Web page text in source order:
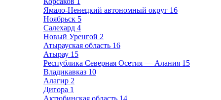
Ямало-Ненецкий автономный округ 16
Ноябрьск 5
Салехард 4
Новый Уренгой 2
Атырауская область 16
Атырау 15
Республика Северная Осетия — Алания 15
Владикавказ 10
Алагир 2
Дигора 1
Актюбинская область 14